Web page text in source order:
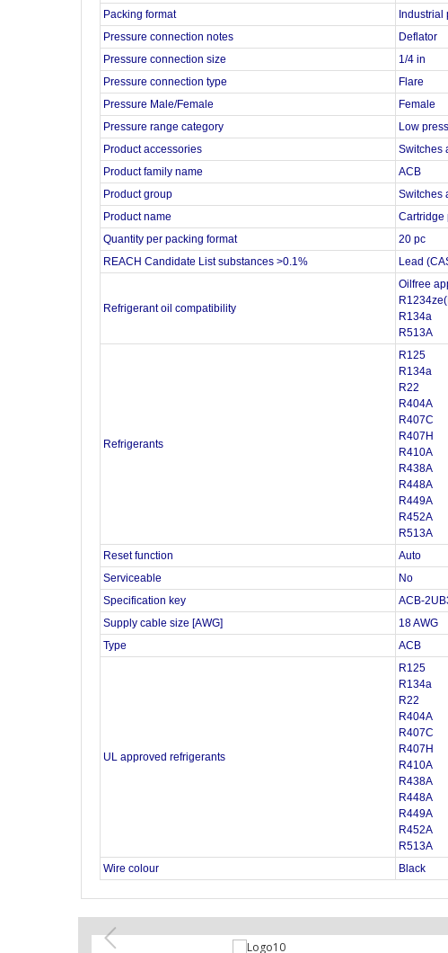
Packing format
Industrial
Pressure connection notes
Deflator
Pressure connection size
1/4 in
Pressure connection type
Flare
Pressure Male/Female
Female
Pressure range category
Low
Product accessories
Switches
Product family name
ACB
Product group
Switches
Product name
Cartridge
Quantity per packing format
20 pc
REACH Candidate List substances >0.1%
Lead
Refrigerant oil compatibility
Oilfree
R134a
R513A
Refrigerants
R125
R134a
R22
R404A
R407C
R407H
R410A
R438A
R448A
R449A
R452A
R513A
Reset function
Auto
Serviceable
No
Specification key
ACB-
Supply cable size [AWG]
18 AWG
Type
ACB
UL approved refrigerants
R125
R134a
R22
R404A
R407C
R407H
R410A
R438A
R448A
R449A
R452A
R513A
Wire colour
Black